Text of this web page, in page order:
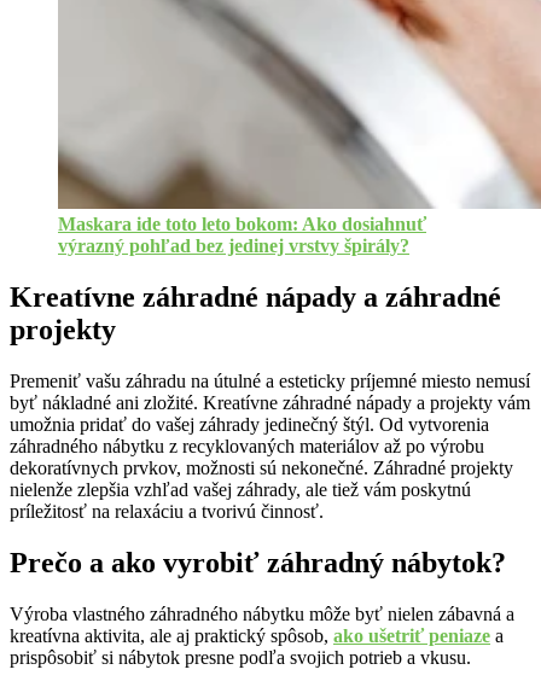
Maskara ide toto leto bokom: Ako dosiahnuť
výrazný pohľad bez jedinej vrstvy špirály?
Kreatívne záhradné nápady a záhradné
projekty
Premeniť vašu záhradu na útulné a esteticky príjemné miesto nemusí
byť nákladné ani zložité. Kreatívne záhradné nápady a projekty vám
umožnia pridať do vašej záhrady jedinečný štýl. Od vytvorenia
záhradného nábytku z recyklovaných materiálov až po výrobu
dekoratívnych prvkov, možnosti sú nekonečné. Záhradné projekty
nielenže zlepšia vzhľad vašej záhrady, ale tiež vám poskytnú
príležitosť na relaxáciu a tvorivú činnosť.
Prečo a ako vyrobiť záhradný nábytok?
Výroba vlastného záhradného nábytku môže byť nielen zábavná a
kreatívna aktivita, ale aj praktický spôsob, ako ušetriť peniaze a
prispôsobiť si nábytok presne podľa svojich potrieb a vkusu.